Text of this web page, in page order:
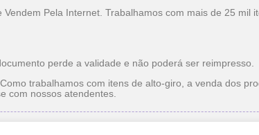
Pela Internet. Trabalhamos com mais de 25 mil
perde a validade e não poderá ser reimpresso.
trabalhamos com itens de alto-giro, a venda dos
com nossos atendentes.